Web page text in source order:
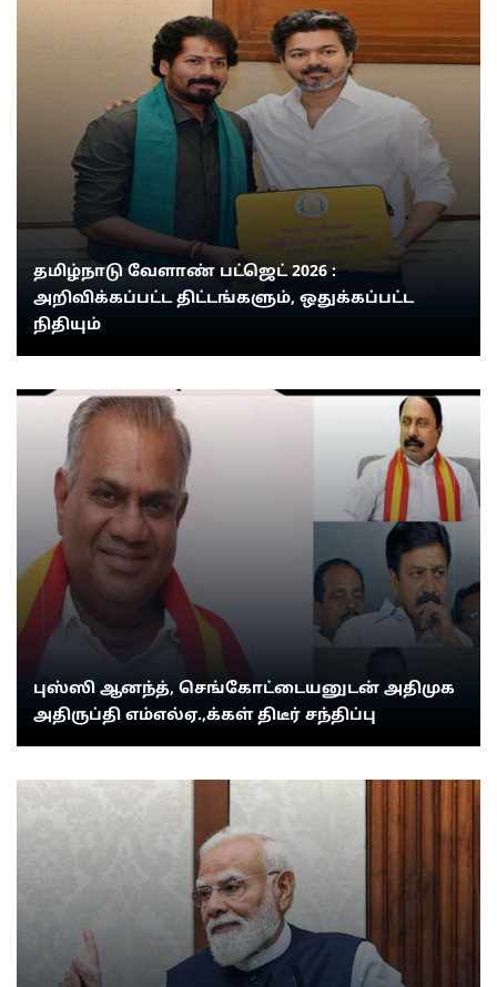
தமிழ்நாடு வேளாண் பட்ஜெட் 2026 :
அறிவிக்கப்பட்ட திட்டங்களும், ஒதுக்கப்பட்ட
நிதியும்
புஸ்ஸி ஆனந்த், செங்கோட்டையனுடன் அதிமுக
அதிருப்தி எம்எல்ஏ.,க்கள் திடீர் சந்திப்பு